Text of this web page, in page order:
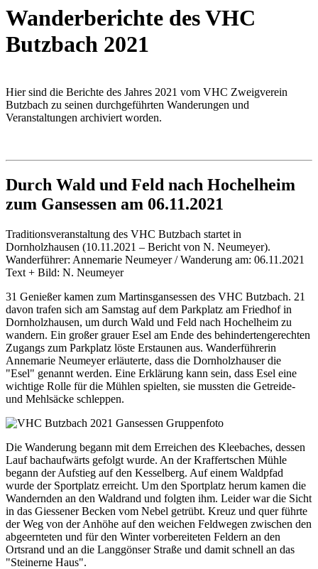
Wanderberichte des VHC
Butzbach 2021
Hier sind die Berichte des Jahres 2021 vom VHC Zweigverein
Butzbach zu seinen durchgeführten Wanderungen und
Veranstaltungen archiviert worden.
Durch Wald und Feld nach Hochelheim
zum Gansessen am 06.11.2021
Traditionsveranstaltung des VHC Butzbach startet in
Dornholzhausen (10.11.2021 – Bericht von N. Neumeyer).
Wanderführer: Annemarie Neumeyer / Wanderung am: 06.11.2021
Text + Bild: N. Neumeyer
31 Genießer kamen zum Martinsgansessen des VHC Butzbach. 21
davon trafen sich am Samstag auf dem Parkplatz am Friedhof in
Dornholzhausen, um durch Wald und Feld nach Hochelheim zu
wandern. Ein großer grauer Esel am Ende des behindertengerechten
Zugangs zum Parkplatz löste Erstaunen aus. Wanderführerin
Annemarie Neumeyer erläuterte, dass die Dornholzhauser die
"Esel" genannt werden. Eine Erklärung kann sein, dass Esel eine
wichtige Rolle für die Mühlen spielten, sie mussten die Getreide-
und Mehlsäcke schleppen.
Die Wanderung begann mit dem Erreichen des Kleebaches, dessen
Lauf bachaufwärts gefolgt wurde. An der Kraffertschen Mühle
begann der Aufstieg auf den Kesselberg. Auf einem Waldpfad
wurde der Sportplatz erreicht. Um den Sportplatz herum kamen die
Wandernden an den Waldrand und folgten ihm. Leider war die Sicht
in das Giessener Becken vom Nebel getrübt. Kreuz und quer führte
der Weg von der Anhöhe auf den weichen Feldwegen zwischen den
abgeernteten und für den Winter vorbereiteten Feldern an den
Ortsrand und an die Langgönser Straße und damit schnell an das
"Steinerne Haus".